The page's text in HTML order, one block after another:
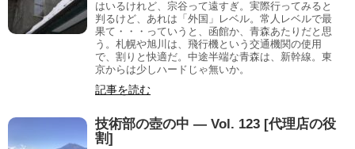
はいるけれど、宗谷って遠すぎ。実際行ってみると
判るけど、あれは「外国」レベル。常人レベルで最
果て・・・っていうと、函館か、青森あたりだと思
う。札幌や旭川は、飛行機という交通機関の使用
で、割りと快適だ。中途半端な青森は、新幹線。東
京からは少しハードじゃ無いか。
記事を読む
技術部の壺の中 — Vol. 123 [代理店の役
割]